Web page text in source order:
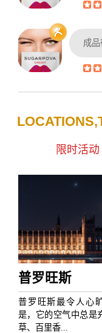
成
限时活动
普罗旺斯
普罗旺斯最令人心
是，它的空气中总是
草、百里香...